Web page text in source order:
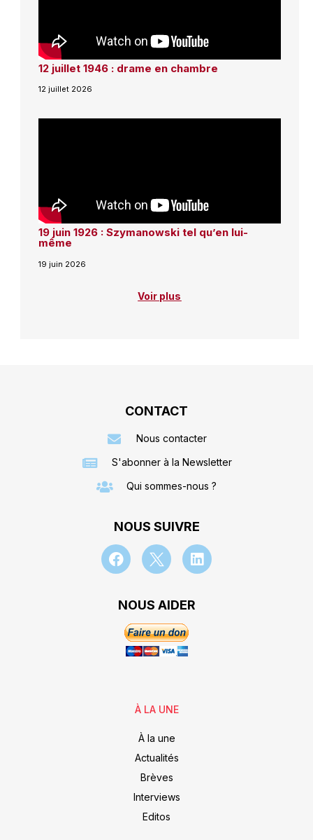
12 juillet 1946 : drame en chambre
12 juillet 2026
19 juin 1926 : Szymanowski tel qu’en lui-
même
19 juin 2026
Voir plus
CONTACT
Nous contacter
S'abonner à la Newsletter
Qui sommes-nous ?
NOUS SUIVRE
NOUS AIDER
À LA UNE
À la une
Actualités
Brèves
Interviews
Editos